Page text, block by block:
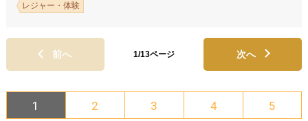
レジャー・体験
前へ 1/13ページ 次へ
1 2 3 4 5